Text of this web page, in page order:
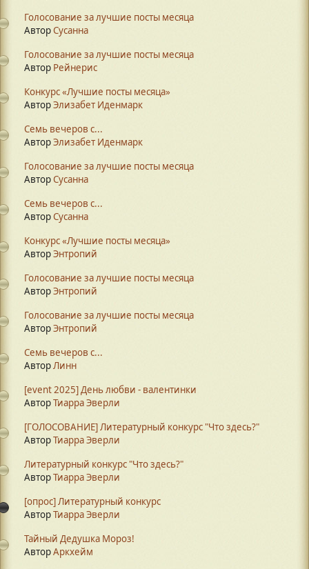
Голосование за лучшие посты месяца
АвторСусанна
Голосование за лучшие посты месяца
Автор Рейнерис
Конкурс «Лучшие посты месяца»
АвторЭлизабет Иденмарк
Семь вечеров с...
АвторЭлизабет Иденмарк
Голосование за лучшие посты месяца
АвторСусанна
Семь вечеров с...
АвторСусанна
Конкурс «Лучшие посты месяца»
АвторЭнтропий
Голосование за лучшие посты месяца
АвторЭнтропий
Голосование за лучшие посты месяца
АвторЭнтропий
Семь вечеров с...
АвторЛинн
[event 2025] День любви - валентинки
АвторТиарра Эверли
[ГОЛОСОВАНИЕ] Литературный конкурс "Что здесь?"
АвторТиарра Эверли
Литературный конкурс "Что здесь?"
АвторТиарра Эверли
[опрос] Литературный конкурс
АвторТиарра Эверли
Тайный Дедушка Мороз!
АвторАркхейм